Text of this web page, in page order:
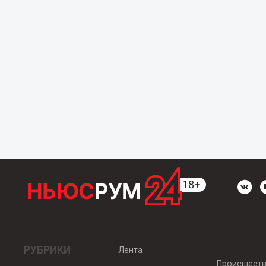
РУБРИКИ
Лента